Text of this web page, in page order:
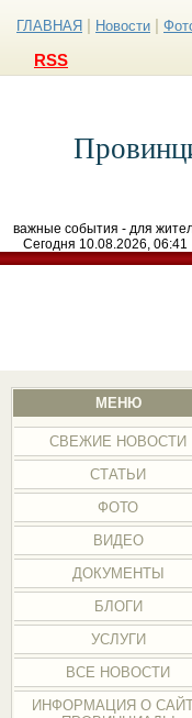
ГЛАВНАЯ Новости
RSS
важные события - для
Сегодня 10.08.2026, 06:41
МЕНЮ
СВЕЖИЕ НОВОСТИ
СТАТЬИ
ФОТО
ВИДЕО
ДОКУМЕНТЫ
БЛОГИ
УСЛУГИ
ВСЕ НОВОСТИ
ИНФОРМАЦИЯ О